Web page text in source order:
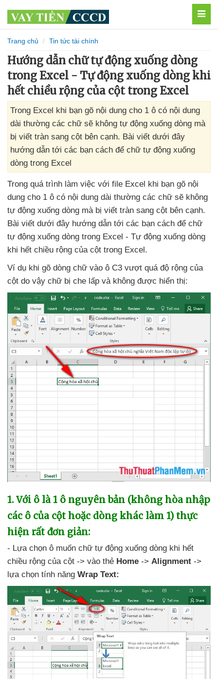
Trang chủ Tin tức tài chính
Hướng dẫn chữ tự động xuống dòng
trong Excel - Tự động xuống dòng khi
hết chiều rộng của cột trong Excel
Trong Excel khi bạn gõ nội dung cho 1 ô có nội dung
dài thường các chữ sẽ không tự động xuống dòng mà
bị viết tràn sang cột bên cạnh. Bài viết dưới đây
hướng dẫn tới các bạn cách để chữ tự động xuống
dòng trong Excel
Trong quá trình làm việc với file Excel khi bạn gõ nội
dung cho 1 ô có nội dung dài thường các chữ sẽ không
tự động xuống dòng mà bị viết tràn sang cột bên cạnh.
Bài viết dưới đây hướng dẫn tới các bạn cách để chữ
tự động xuống dòng trong Excel - Tự động xuống dòng
khi hết chiều rộng của cột trong Excel.
Ví dụ khi gõ dòng chữ vào ô C3 vượt quá độ rộng của
cột do vậy chữ bị che lấp và không được hiển thị:
1. Với ô là 1 ô nguyên bản (không hòa nhập
các ô của cột hoặc dòng khác làm 1) thực
hiện rất đơn giản:
- Lựa chọn ô muốn chữ tự động xuống dòng khi hết
chiều rộng của cột -> vào thẻ Home -> Alignment ->
lựa chọn tính năng Wrap Text: